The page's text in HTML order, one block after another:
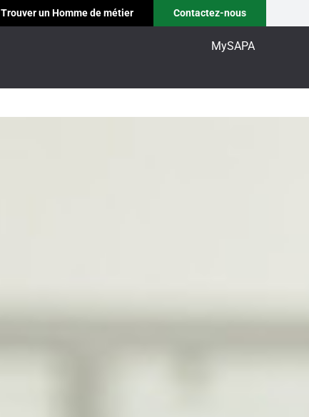
Trouver un Homme de métier Contactez-nous
MySAPA